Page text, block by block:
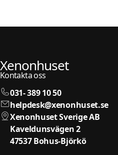
Xenonhuset
Kontakta oss
031- 389 10 50
helpdesk@xenonhuset.se
Xenonhuset Sverige AB
Kaveldunsvägen 2
47537 Bohus-Björkö